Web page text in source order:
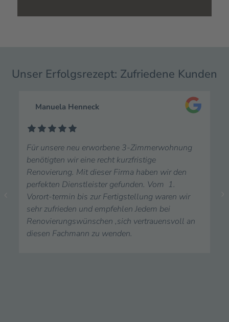
Unser Erfolgsrezept: Zufriedene Kunden
Manuela Henneck
Für unsere neu erworbene 3-Zimmerwohnung
benötigten wir eine recht kurzfristige
Renovierung. Mit dieser Firma haben wir den
perfekten Dienstleister gefunden. Vom 1.
Vorort-termin bis zur Fertigstellung waren wir
sehr zufrieden und empfehlen Jedem bei
Renovierungswünschen ,sich vertrauensvoll an
diesen Fachmann zu wenden.